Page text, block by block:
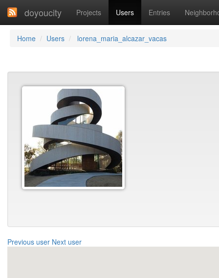
doyoucity Projects Users Entries
Home Users lorena_maria_alcazar_vacas
Previous user Next user